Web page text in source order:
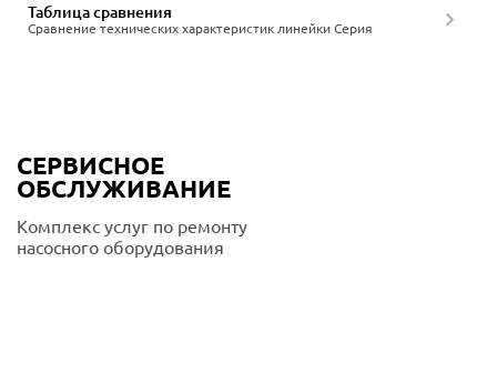
Сравнение технических характеристик линейки Серия
Таблица сравнения
СЕРВИСНОЕ
ОБСЛУЖИВАНИЕ
Комплекс услуг по ремонту
насосного оборудования